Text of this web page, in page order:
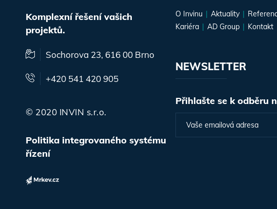
Komplexní řešení vašich
projektů.
Sochorova 23, 616 00 Brno
+420 541 420 905
© 2020 INVIN s.r.o.
Politika integrovaného systému
řízení
O Invinu Aktuality
Kariéra
AD Group Kontakt
NEWSLETTER
Přihlašte se k odběru